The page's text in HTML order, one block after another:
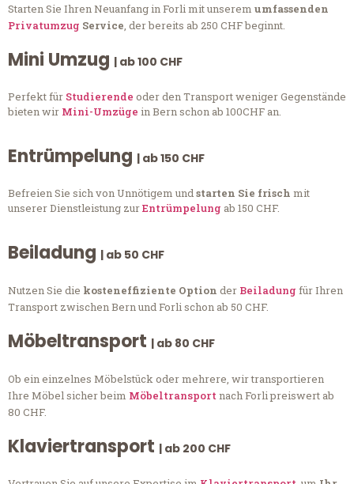
Starten Sie Ihren Neuanfang in Forli mit unserem umfassenden
Privatumzug Service, der bereits ab 250 CHF beginnt.
Mini Umzug | ab 100 CHF
Perfekt für Studierende oder den Transport weniger Gegenstände
bieten wir Mini-Umzüge in Bern schon ab 100CHF an.
Entrümpelung | ab 150 CHF
Befreien Sie sich von Unnötigem undstarten Sie frisch mit
unserer Dienstleistung zurEntrümpelung ab 150 CHF.
Beiladung | ab 50 CHF
Nutzen Sie die kosteneffiziente Option der Beiladung für Ihren
Transport zwischen Bern und Forli schon ab 50 CHF.
Möbeltransport | ab 80 CHF
Ob ein einzelnes Möbelstück oder mehrere, wir transportieren
Ihre Möbel sicher beim Möbeltransportnach Forli preiswert ab
80 CHF.
Klaviertransport | ab 200 CHF